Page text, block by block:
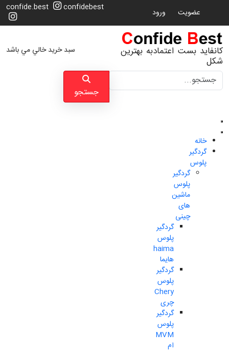
عضویت ورود confide.best confidebest
کانفاید بست اعتمادبه بهترین
شکل
جستجو
جستجو
سبد خرید خالي مي باشد
خانه
گردگیر
پلوس
گردگیر
پلوس
ماشین
های
چینی
گردگیر
پلوس
haima
هایما
گردگیر
پلوس
Chery
چری
گردگیر
پلوس
MVM
ام